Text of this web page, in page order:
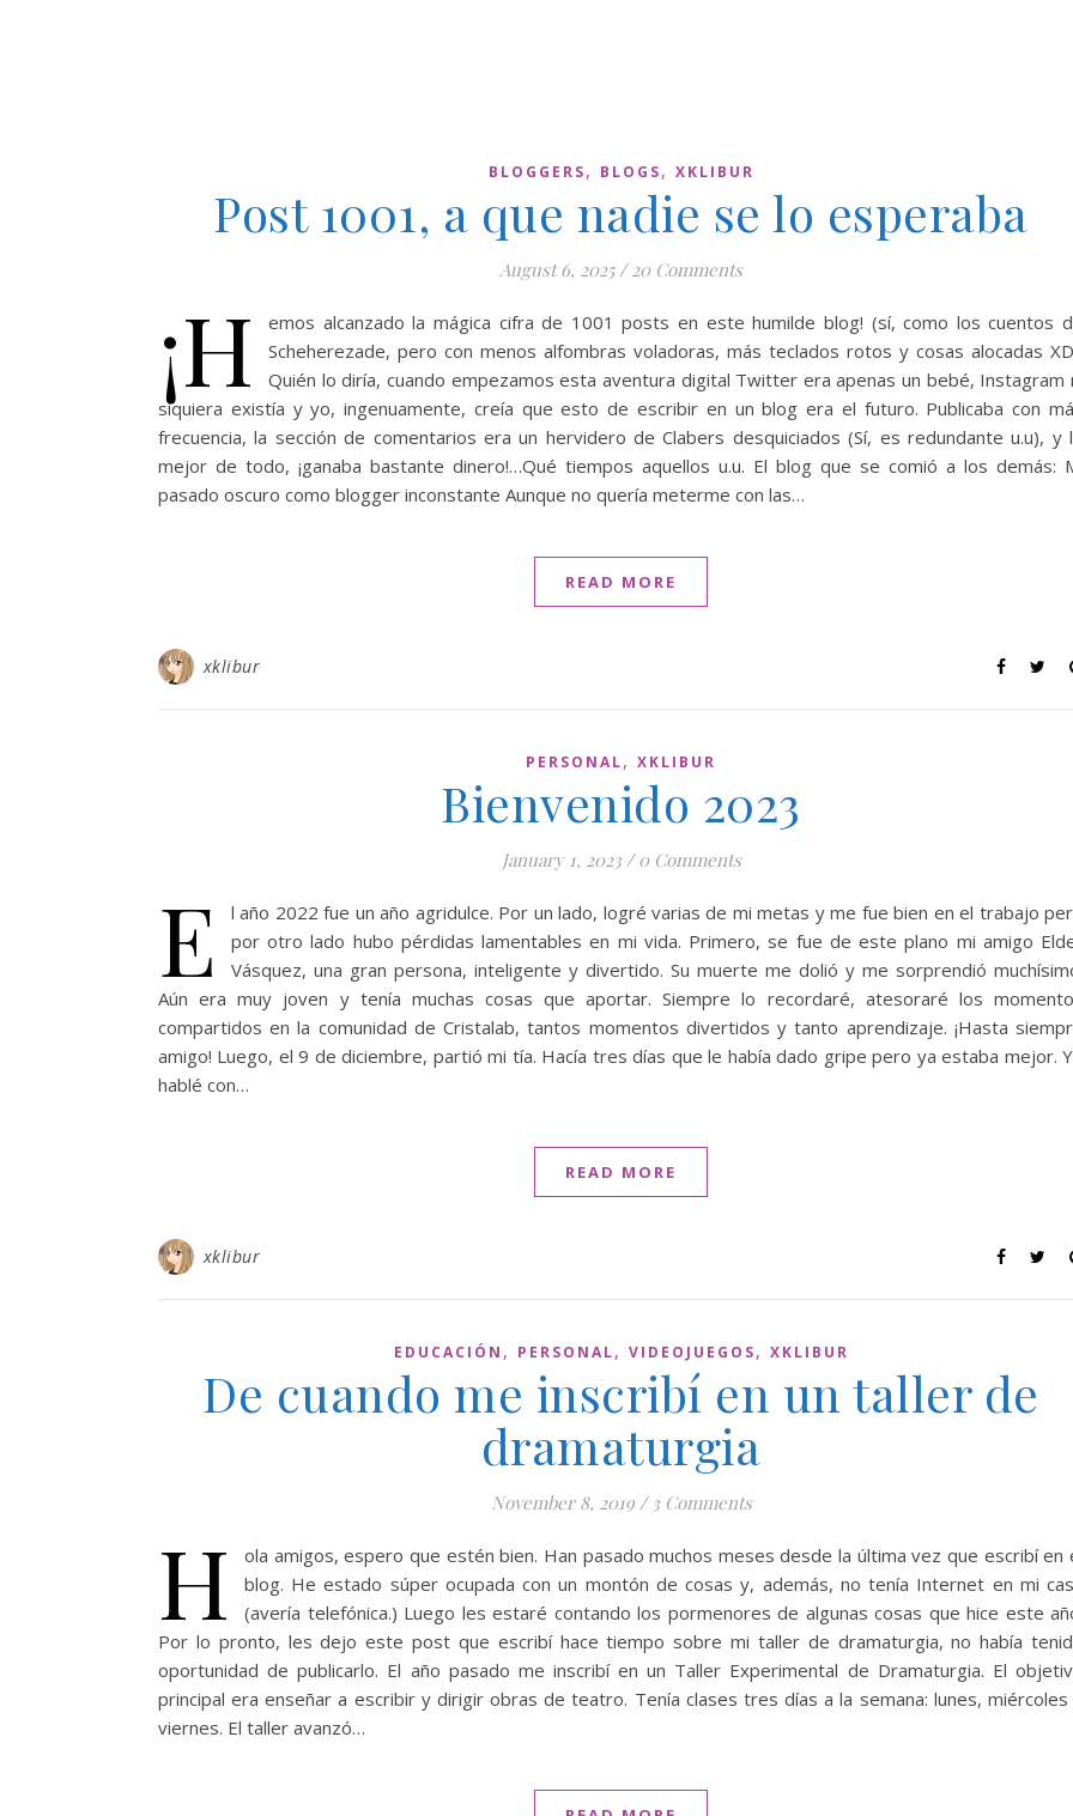
BLOGGERS, BLOGS, XKLIBUR
Post 1001, a que nadie se lo esperaba
August 6, 2025 / 20 Comments
¡H
emos alcanzado la mágica cifra de 1001 posts en este humilde blog! (sí, como los cuentos
Scheherezade, pero con menos alfombras voladoras, más teclados rotos y cosas alocadas
Quién lo diría, cuando empezamos esta aventura digital Twitter era apenas un bebé, Instagram
siquiera existía y yo, ingenuamente, creía que esto de escribir en un blog era el futuro. Publicaba con
frecuencia, la sección de comentarios era un hervidero de Clabers desquiciados (Sí, es redundante u.u), y
mejor de todo, ¡ganaba bastante dinero!…Qué tiempos aquellos u.u. El blog que se comió a los demás:
pasado oscuro como blogger inconstante Aunque no quería meterme con las…
READ MORE
xklibur
PERSONAL, XKLIBUR
Bienvenido 2023
January 1, 2023 / 0 Comments
E
l año 2022 fue un año agridulce. Por un lado, logré varias de mi metas y me fue bien en el trabajo
por otro lado hubo pérdidas lamentables en mi vida. Primero, se fue de este plano mi amigo
Vásquez, una gran persona, inteligente y divertido. Su muerte me dolió y me sorprendió
Aún era muy joven y tenía muchas cosas que aportar. Siempre lo recordaré, atesoraré los
compartidos en la comunidad de Cristalab, tantos momentos divertidos y tanto aprendizaje. ¡Hasta
amigo! Luego, el 9 de diciembre, partió mi tía. Hacía tres días que le había dado gripe pero ya estaba mejor.
hablé con…
READ MORE
xklibur
EDUCACIÓN , PERSONAL, VIDEOJUEGOS, XKLIBUR
De cuando me inscribí en un taller de
dramaturgia
November 8, 2019 / 3 Comments
H
ola amigos, espero que estén bien. Han pasado muchos meses desde la última vez que escribí en
blog. He estado súper ocupada con un montón de cosas y, además, no tenía Internet en mi
(avería telefónica.) Luego les estaré contando los pormenores de algunas cosas que hice este
Por lo pronto, les dejo este post que escribí hace tiempo sobre mi taller de dramaturgia, no había
oportunidad de publicarlo. El año pasado me inscribí en un Taller Experimental de Dramaturgia. El
principal era enseñar a escribir y dirigir obras de teatro. Tenía clases tres días a la semana: lunes, miércoles
viernes. El taller avanzó…